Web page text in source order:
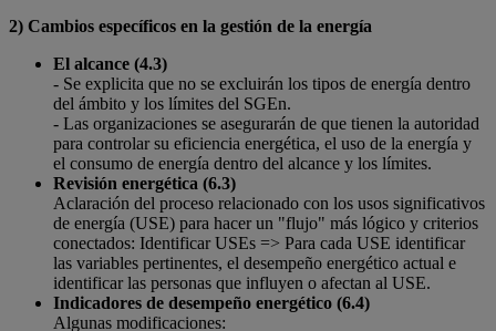
2) Cambios específicos en la gestión de la energía
El alcance (4.3)
- Se explicita que no se excluirán los tipos de energía dentro
del ámbito y los límites del SGEn.
- Las organizaciones se asegurarán de que tienen la autoridad
para controlar su eficiencia energética, el uso de la energía y
el consumo de energía dentro del alcance y los límites.
Revisión energética (6.3)
Aclaración del proceso relacionado con los usos significativos
de energía (USE) para hacer un "flujo" más lógico y criterios
conectados: Identificar USEs => Para cada USE identificar
las variables pertinentes, el desempeño energético actual e
identificar las personas que influyen o afectan al USE.
Indicadores de desempeño energético (6.4)
Algunas modificaciones: